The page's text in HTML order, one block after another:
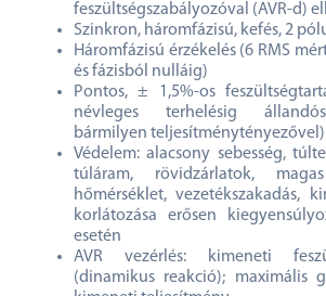
feszültségszabályozóval (AVR-d)
Szinkron, háromfázisú, kefés, 2
Háromfázisú érzékelés (6 RMS
és fázisból nulláig)
Pontos, ± 1,5%-os
névleges terhelésig
bármilyen teljesítménytényezővel)
Védelem: alacsony sebesség,
túláram, rövidzárlatok,
hőmérséklet, vezetékszakadás,
korlátozása erősen
esetén
AVR vezérlés: kimeneti
(dinamikus reakció); maximális